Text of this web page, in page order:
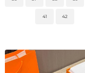
41 42